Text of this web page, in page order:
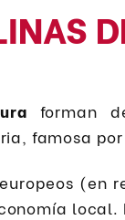
forman
famosa por
(en
local.